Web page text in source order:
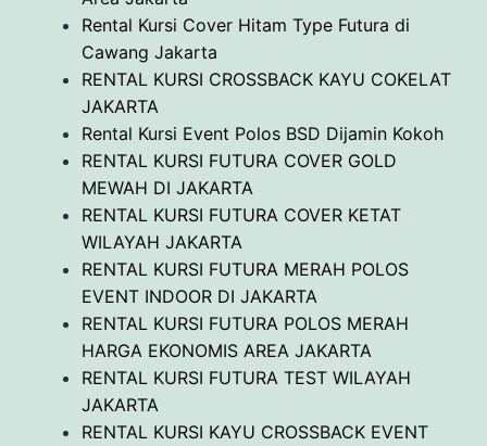
Rental Kursi Cover Hitam Type Futura di
Cawang Jakarta
RENTAL KURSI CROSSBACK KAYU COKELAT
JAKARTA
Rental Kursi Event Polos BSD Dijamin Kokoh
RENTAL KURSI FUTURA COVER GOLD
MEWAH DI JAKARTA
RENTAL KURSI FUTURA COVER KETAT
WILAYAH JAKARTA
RENTAL KURSI FUTURA MERAH POLOS
EVENT INDOOR DI JAKARTA
RENTAL KURSI FUTURA POLOS MERAH
HARGA EKONOMIS AREA JAKARTA
RENTAL KURSI FUTURA TEST WILAYAH
JAKARTA
RENTAL KURSI KAYU CROSSBACK EVENT